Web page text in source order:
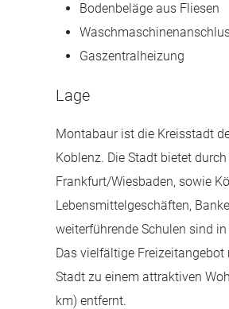
Bodenbeläge aus Fliesen
Gaszentralheizung
Lage
Montabaur ist die Kreisstadt
Koblenz. Die Stadt bietet
Frankfurt/Wiesbaden, sowie
Lebensmittelgeschäften,
weiterführende Schulen sind
Das vielfältige
Stadt zu einem attraktiven
km) entfernt.